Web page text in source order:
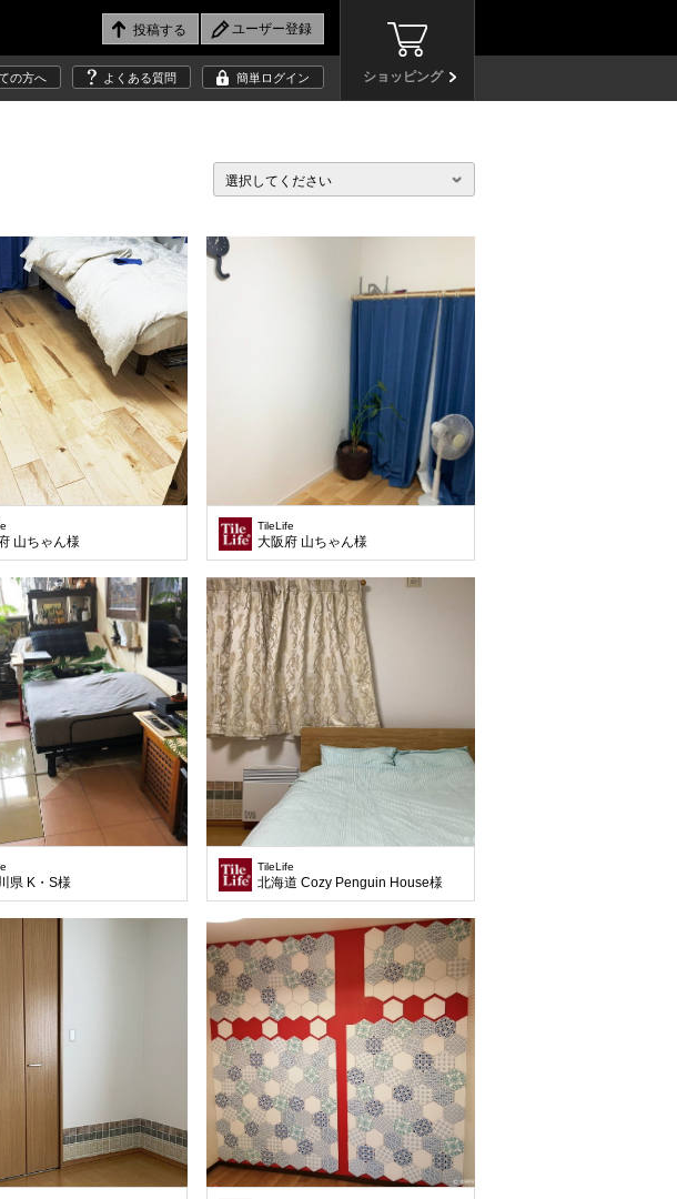
ショッピング
の方へ よくある質問 簡単ログイン
選択してください
山ちゃん様
TileLife
大阪府 山ちゃん様
県 K・S様
TileLife
北海道 Cozy Penguin House様